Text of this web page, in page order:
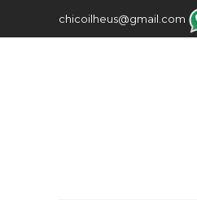
chicoilheus@gmail.com